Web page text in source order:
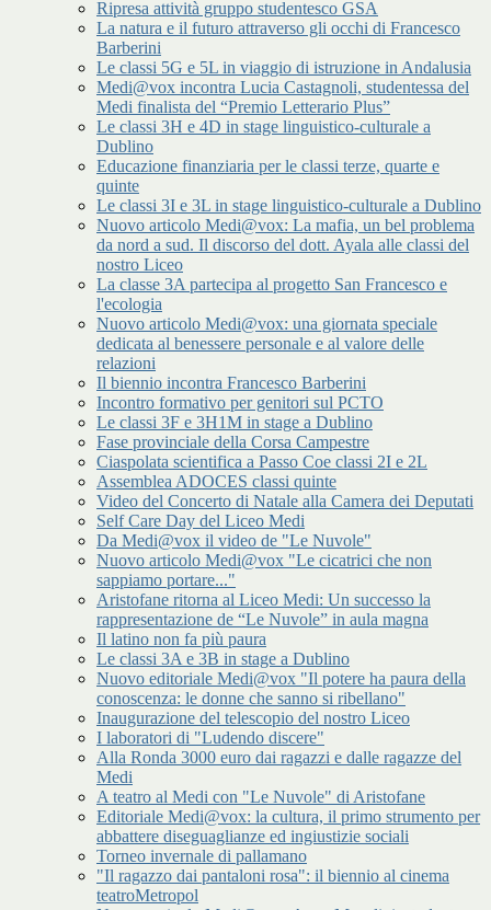
Ripresa attività gruppo studentesco GSA
La natura e il futuro attraverso gli occhi di Francesco
Barberini
Le classi 5G e 5L in viaggio di istruzione in Andalusia
Medi@vox incontra Lucia Castagnoli, studentessa del
Medi finalista del “Premio Letterario Plus”
Le classi 3H e 4D in stage linguistico-culturale a
Dublino
Educazione finanziaria per le classi terze, quarte e
quinte
Le classi 3I e 3L in stage linguistico-culturale a Dublino
Nuovo articolo Medi@vox: La mafia, un bel problema
da nord a sud. Il discorso del dott. Ayala alle classi del
nostro Liceo
La classe 3A partecipa al progetto San Francesco e
l'ecologia
Nuovo articolo Medi@vox: una giornata speciale
dedicata al benessere personale e al valore delle
relazioni
Il biennio incontra Francesco Barberini
Incontro formativo per genitori sul PCTO
Le classi 3F e 3H1M in stage a Dublino
Fase provinciale della Corsa Campestre
Ciaspolata scientifica a Passo Coe classi 2I e 2L
Assemblea ADOCES classi quinte
Video del Concerto di Natale alla Camera dei Deputati
Self Care Day del Liceo Medi
Da Medi@vox il video de "Le Nuvole"
Nuovo articolo Medi@vox "Le cicatrici che non
sappiamo portare..."
Aristofane ritorna al Liceo Medi: Un successo la
rappresentazione de “Le Nuvole” in aula magna
Il latino non fa più paura
Le classi 3A e 3B in stage a Dublino
Nuovo editoriale Medi@vox "Il potere ha paura della
conoscenza: le donne che sanno si ribellano"
Inaugurazione del telescopio del nostro Liceo
I laboratori di "Ludendo discere"
Alla Ronda 3000 euro dai ragazzi e dalle ragazze del
Medi
A teatro al Medi con "Le Nuvole" di Aristofane
Editoriale Medi@vox: la cultura, il primo strumento per
abbattere diseguaglianze ed ingiustizie sociali
Torneo invernale di pallamano
"Il ragazzo dai pantaloni rosa": il biennio al cinema
teatroMetropol